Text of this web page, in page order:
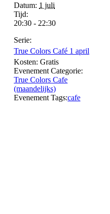
Datum: 1 juli
Tijd:
20:30 - 22:30
Serie:
True Colors Café 1 april
Kosten: Gratis
Evenement Categorie:
True Colors Cafe
(maandelijks)
Evenement Tags:cafe